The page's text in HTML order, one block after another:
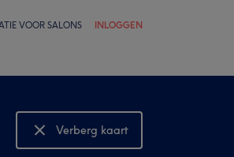
VOOR SALONS INLOGGEN
Verberg kaart
Bekijk kaart